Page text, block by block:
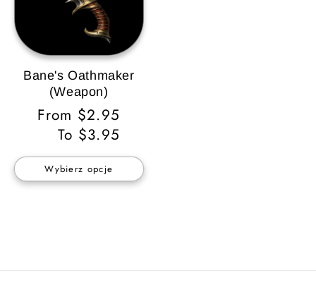
Bane's Oathmaker
(Weapon)
Cena
regularna
From $2.95
To $3.95
Wybierz opcje